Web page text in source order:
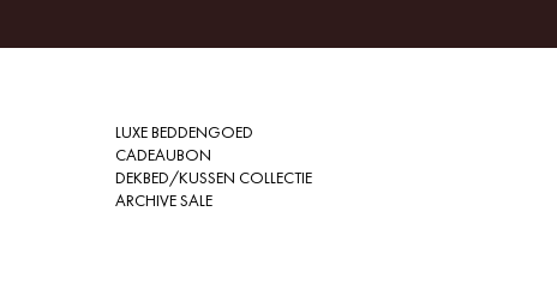
LUXE BEDDENGOED
CADEAUBON
DEKBED/KUSSEN COLLECTIE
ARCHIVE SALE